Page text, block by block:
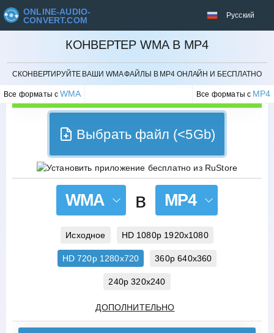
ONLINE-AUDIO-
CONVERT.COM
Русский
КОНВЕРТЕР WMA В MP4
СКОНВЕРТИРУЙТЕ ВАШИ WMA ФАЙЛЫ В MP4 ОНЛАЙН И БЕСПЛАТНО
Все форматы сWMA Все форматы с MP4
ОТМЕНИТЬ
Выбрать файл (<5Gb)
WMA в MP4
Исходное HD 1080p 1920x1080
HD 720p 1280x720 360p 640x360
240p 320x240
ДОПОЛНИТЕЛЬНО